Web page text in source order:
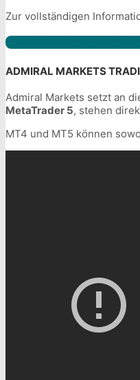
Zur vollständigen
ADMIRAL MARKETS
Admiral Markets setzt an
MetaTrader 5, stehen
MT4 und MT5 können